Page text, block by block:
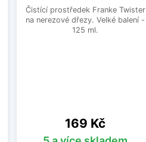
Čistící prostředek Franke Twister
na nerezové dřezy. Velké balení -
125 ml.
Cena
169 Kč